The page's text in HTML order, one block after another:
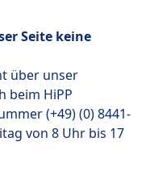
Seite keine
über unser
beim HiPP
(+49) (0) 8441-
von 8 Uhr bis 17